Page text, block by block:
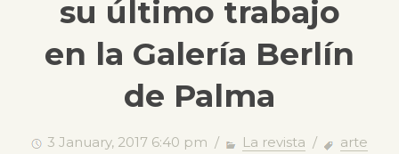
su último trabajo
en la Galería Berlín
de Palma
3 January, 2017 6:40 pm / La revista /
arte